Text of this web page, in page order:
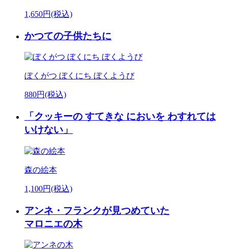
1,650円(税込)
かつての子供たちに
ぼくがつ ぼくにち ぼくようび
880円(税込)
「クッキーの すてきな においを わすれては
いけない」
森の絵本
1,100円(税込)
アンネ・フランクが見つめていた
マロニエの木